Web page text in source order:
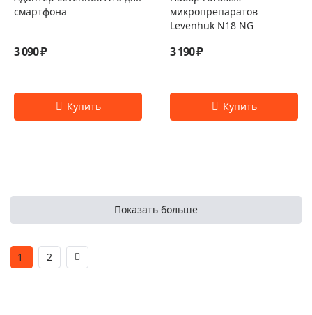
смартфона
3 090 ₽
микропрепаратов
Levenhuk N18 NG
3 190 ₽
Показать больше
1 2